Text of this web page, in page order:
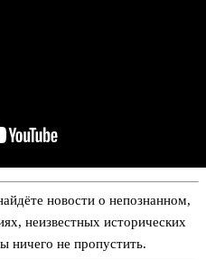
новости о непознанном,
неизвестных исторических
ничего не пропустить.